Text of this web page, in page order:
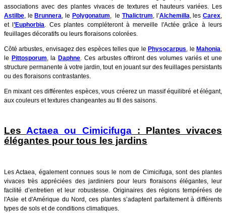
associations avec des plantes vivaces de textures et hauteurs variées. Les
Astilbe, le Brunnera, le Polygonatum, le Thalictrum, l’Alchemilla, lesCarex,
et l’Euphorbia. Ces plantes compléteront à merveille l'Actée grâce à leurs
feuillages décoratifs ou leurs floraisons colorées.
Côté arbustes, envisagez des espèces telles que le Physocarpus, le Mahonia,
le Pittosporum, la Daphne. Ces arbustes offriront des volumes variés et une
structure permanente à votre jardin, tout en jouant sur des feuillages persistants
ou des floraisons contrastantes.
En mixant ces différentes espèces, vous créerez un massif équilibré et élégant,
aux couleurs et textures changeantes au fil des saisons.
Les Actaea ou Cimicifuga: Plantes vivaces
élégantes pour tous les jardins
Les Actaea, également connues sous le nom de Cimicifuga, sont des plantes
vivaces très appréciées des jardiniers pour leurs floraisons élégantes, leur
facilité d’entretien et leur robustesse. Originaires des régions tempérées de
l'Asie et d'Amérique du Nord, ces plantes s’adaptent parfaitement à différents
types de sols et de conditions climatiques.